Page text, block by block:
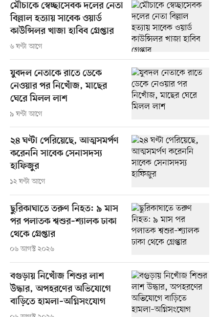
মৌচাকে স্বেচ্ছাসেবক দলের নেতা
বিল্লাল হত্যায় সাবেক ওয়ার্ড
কাউন্সিলর খাজা হাবিব গ্রেপ্তার
৬ ঘণ্টা আগে
যুবদল নেতাকে রাতে ডেকে
নেওয়ার পর নিখোঁজ, মাছের
ঘেরে মিলল লাশ
৯ ঘণ্টা আগে
২৪ ঘণ্টা পেরিয়েছে, আত্মসমর্পণ
করেননি সাবেক সেনাসদস্য
হাফিজুর
১২ ঘণ্টা আগে
ছুরিকাঘাতে তরুণ নিহত: ৯ মাস
পর পলাতক শ্বশুর–শ্যালক ঢাকা
থেকে গ্রেপ্তার
০৬ আগস্ট ২০২৬
বগুড়ায় নিখোঁজ শিশুর লাশ
উদ্ধার, অপহরণের অভিযোগে
বাড়িতে হামলা–অগ্নিসংযোগ